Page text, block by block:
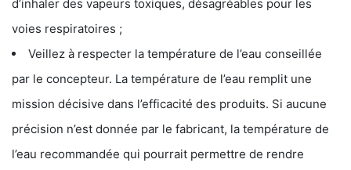
d’inhaler des vapeurs toxiques, désagréables pour les
voies respiratoires ;
Veillez à respecter la température de l’eau conseillée
par le concepteur. La température de l’eau remplit une
mission décisive dans l’efficacité des produits. Si aucune
précision n’est donnée par le fabricant, la température de
l’eau recommandée qui pourrait permettre de rendre